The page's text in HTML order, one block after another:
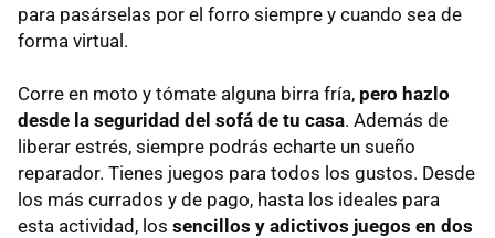
para pasárselas por el forro siempre y cuando sea de
forma virtual.
Corre en moto y tómate alguna birra fría, pero hazlo
desde la seguridad del sofá de tu casa. Además de
liberar estrés, siempre podrás echarte un sueño
reparador. Tienes juegos para todos los gustos. Desde
los más currados y de pago, hasta los ideales para
esta actividad, los sencillos y adictivos juegos en dos